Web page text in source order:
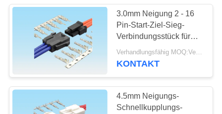
FORDERN
ZITAT
NEWS
Oblaten-
Verbindungsstück
28
3.0mm Neigung 2 - 16
Pin-Start-Ziel-Sieg-
Verbindungsstück für
hinteren DVR-
Videorecorder
KONTAKT
4.5mm Neigungs-
Schnellkupplungs-